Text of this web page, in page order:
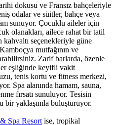
dokusu ve Fransız bahçeleriyle
odalar ve süitler, bahçe veya
sunuyor. Çocuklu aileler için
olanakları, ailece rahat bir tatil
kahvaltı seçenekleriyle güne
mutfağının ve
Zarif barlarda, özenle
eşliğinde keyifli vakit
tenis kortu ve fitness merkezi,
Spa alanında hamam, sauna,
fırsatı sunuluyor. Tesisin
bir yaklaşımla buluşturuyor.
Spa Resort ise, tropikal